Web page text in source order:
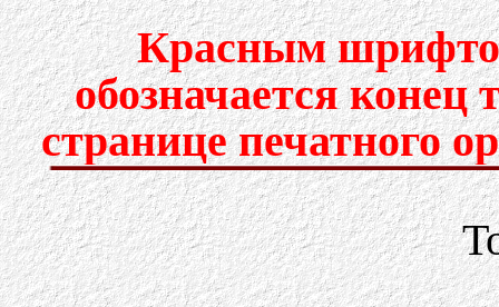
Красным
обозначается конец
странице печатного